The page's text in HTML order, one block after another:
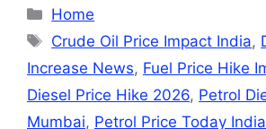
Categories
Home
Tags
Crude Oil Price Impact India,
Increase News, Fuel Price Hike
Diesel Price Hike 2026, Petrol
Mumbai, Petrol Price Today India